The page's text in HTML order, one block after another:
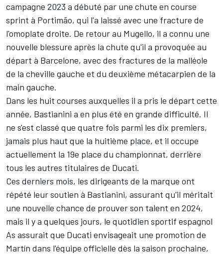
campagne 2023 a débuté par une chute en course
sprint à Portimão, qui l'a laissé avec une fracture de
l'omoplate droite. De retour au Mugello, il a connu une
nouvelle blessure après la chute qu'il a provoquée au
départ à Barcelone, avec des fractures de la malléole
de la cheville gauche et du deuxième métacarpien de la
main gauche.
Dans les huit courses auxquelles il a pris le départ cette
année, Bastianini a en plus été en grande difficulté. Il
ne s'est classé que quatre fois parmi les dix premiers,
jamais plus haut que la huitième place, et il occupe
actuellement la 19e place du championnat, derrière
tous les autres titulaires de Ducati.
Ces derniers mois, les dirigeants de la marque ont
répété leur soutien à Bastianini, assurant qu'il méritait
une nouvelle chance de prouver son talent en 2024,
mais il y a quelques jours, le quotidien sportif espagnol
As assurait que Ducati envisageait une promotion de
Martín dans l'équipe officielle dès la saison prochaine,